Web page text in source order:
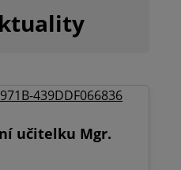
učitelku Mgr.